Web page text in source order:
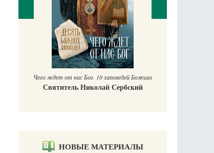
Православный мальчик
Екатерина Баканова
НОВЫЕ МАТЕРИАЛЫ